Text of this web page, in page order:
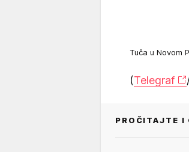
Tuča u Novom
(Telegraf
PROČITAJTE I